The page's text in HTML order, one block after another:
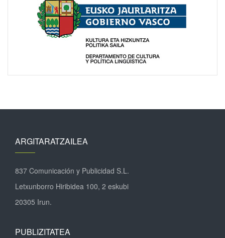
ARGITARATZAILEA
837 Comunicación y Publicidad S.L.
Letxunborro Hiribidea 100, 2 eskubi
20305 Irun.
PUBLIZITATEA